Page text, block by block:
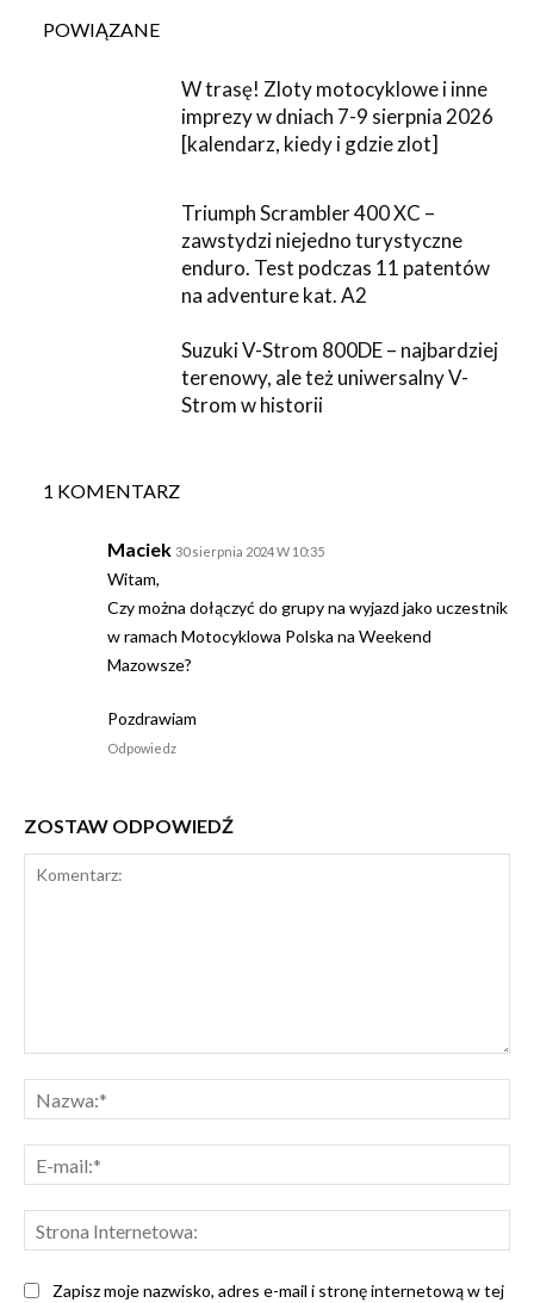
POWIĄZANE
W trasę! Zloty motocyklowe i inne
imprezy w dniach 7-9 sierpnia 2026
[kalendarz, kiedy i gdzie zlot]
Triumph Scrambler 400 XC –
zawstydzi niejedno turystyczne
enduro. Test podczas 11 patentów
na adventure kat. A2
Suzuki V-Strom 800DE – najbardziej
terenowy, ale też uniwersalny V-
Strom w historii
1 KOMENTARZ
Maciek 30 sierpnia 2024 W 10:35
Witam,
Czy można dołączyć do grupy na wyjazd jako uczestnik
w ramach Motocyklowa Polska na Weekend
Mazowsze?
Pozdrawiam
Odpowiedz
ZOSTAW ODPOWIEDŹ
Zapisz moje nazwisko, adres e-mail i stronę internetową w tej